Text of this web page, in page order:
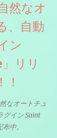
然なオ
、自動
ン
リリ
なオートチュ
グイン Saint
中。